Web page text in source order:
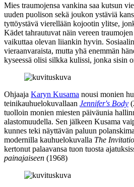
Mies traumojensa vankina saa kutsun
uuden puolison sekä joukon ystäviä
tyttöystävä vierellään kojootin ylitse,
Kädet tahrautuvat näin vereen
vaikuttaa olevan liiankin hyvin.
vieraanvaraista, mutta yhä enemmän
kyseessä olisi silkka kulissi, jonka sisin
Ohjaaja Karyn Kusama nousi monien
teinikauhuelokuvallaan Jennifer's Body
tuolloin monien miesten päiväunia
alastomuudella. Sen jälkeen Kusama
kunnes teki näyttävän paluun
modernilla kauhuelokuvalla The
kertonut palaavansa tuon tuosta
painajaiseen (1968)